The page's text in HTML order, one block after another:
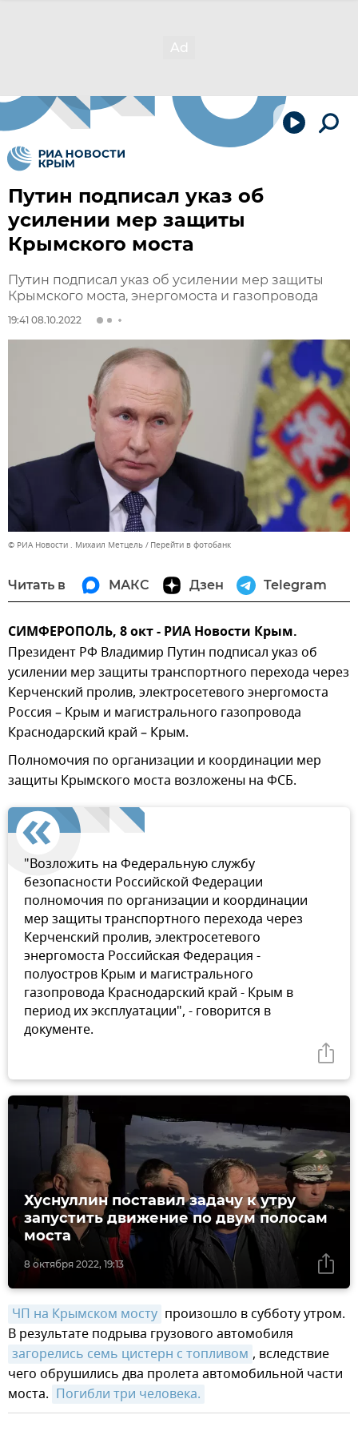
Путин подписал указ об
усилении мер защиты
Крымского моста
Путин подписал указ об усилении мер защиты
Крымского моста, энергомоста и газопровода
19:41 08.10.2022
© РИА Новости . Михаил Метцель Перейти в фотобанк
Читать в МАКС Дзен Telegram
СИМФЕРОПОЛЬ, 8 окт - РИА Новости Крым.
Президент РФ Владимир Путин подписал указ об
усилении мер защиты транспортного перехода через
Керченский пролив, электросетевого энергомоста
Россия – Крым и магистрального газопровода
Краснодарский край – Крым.
Полномочия по организации и координации мер
защиты Крымского моста возложены на ФСБ.
"Возложить на Федеральную службу
безопасности Российской Федерации
полномочия по организации и координации
мер защиты транспортного перехода через
Керченский пролив, электросетевого
энергомоста Российская Федерация -
полуостров Крым и магистрального
газопровода Краснодарский край - Крым в
период их эксплуатации", - говорится в
документе.
8 октября 2022, 19:13
Хуснуллин поставил задачу к утру
запустить движение по двум полосам
моста
ЧП на Крымском мосту произошло в субботу утром.
В результате подрыва грузового автомобиля
загорелись семь цистерн с топливом , вследствие
чего обрушились два пролета автомобильной части
моста. Погибли три человека.